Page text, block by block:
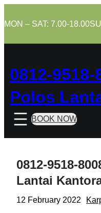
to
MON – SAT: 7.00-18.00
0812-
Polos
BOOK NOW
0812-9518-
Lantai
12 February 2022